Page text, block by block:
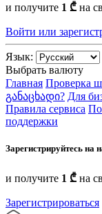
и получите 1 ₾ на
Войти или
Язык:
Выбрать валюту
Главная Проверка
განაცხადი? Для
Правила сервиса
поддержки
Зарегистрируйтесь на
и получите 1 ₾ на
Зарегистрироваться